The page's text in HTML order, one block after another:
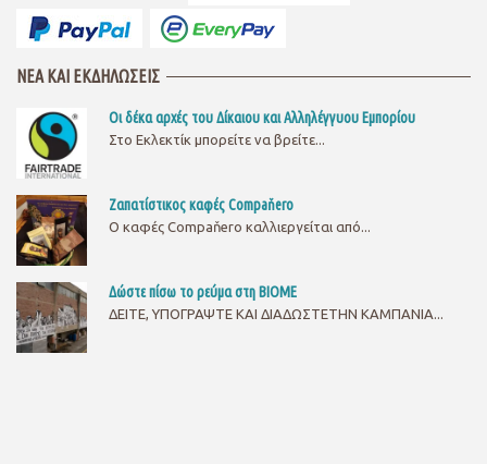
ΝΕΑ ΚΑΙ ΕΚΔΗΛΩΣΕΙΣ
Οι δέκα αρχές του Δίκαιου και Αλληλέγγυου Εμπορίου
Στο Εκλεκτίκ μπορείτε να βρείτε...
Ζαπατίστικος καφές Compaňero
O καφές Compaňero καλλιεργείται από...
Δώστε πίσω το ρεύμα στη ΒΙΟΜΕ
ΔΕΙΤΕ, ΥΠΟΓΡΑΨΤΕ ΚΑΙ ΔΙΑΔΩΣΤΕΤΗΝ ΚΑΜΠΑΝΙΑ...